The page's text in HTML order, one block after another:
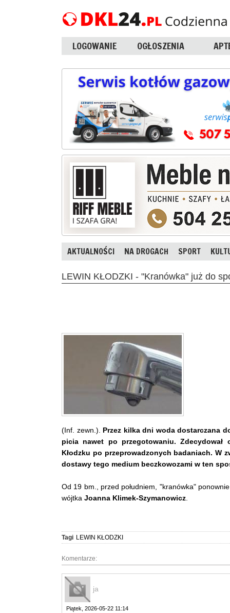
LOGOWANIE OGŁOSZENIA
AKTUALNOŚCI NA DROGACH SPORT
LEWIN KŁODZKI - "Kranówka" już do
(Inf. zewn.). Przez kilka dni woda dostarczana
picia nawet po przegotowaniu.
Kłodzku po przeprowadzonych badaniach. W
dostawy tego medium beczkowozami w ten
Od 19 bm., przed południem, "kranówka"
wójtka Joanna Klimek-Szymanowicz
Tagi LEWIN KŁODZKI
Komentarze:
ja
Piątek, 2026-05-22 11:14